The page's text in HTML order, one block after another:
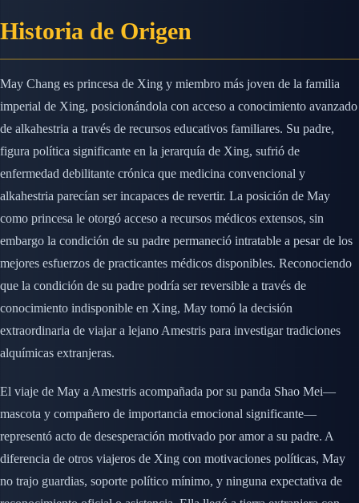
Historia de Origen
May Chang es princesa de Xing y miembro más joven de la familia
imperial de Xing, posicionándola con acceso a conocimiento avanzado
de alkahestria a través de recursos educativos familiares. Su padre,
figura política significante en la jerarquía de Xing, sufrió de
enfermedad debilitante crónica que medicina convencional y
alkahestria parecían ser incapaces de revertir. La posición de May
como princesa le otorgó acceso a recursos médicos extensos, sin
embargo la condición de su padre permaneció intratable a pesar de los
mejores esfuerzos de practicantes médicos disponibles. Reconociendo
que la condición de su padre podría ser reversible a través de
conocimiento indisponible en Xing, May tomó la decisión
extraordinaria de viajar a lejano Amestris para investigar tradiciones
alquímicas extranjeras.
El viaje de May a Amestris acompañada por su panda Shao Mei—
mascota y compañero de importancia emocional significante—
representó acto de desesperación motivado por amor a su padre. A
diferencia de otros viajeros de Xing con motivaciones políticas, May
no trajo guardias, soporte político mínimo, y ninguna expectativa de